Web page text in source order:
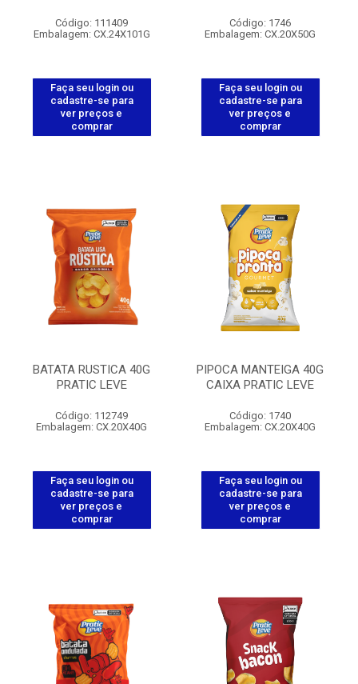
Código: 111409
Embalagem: CX.24X101G
Faça seu login ou
cadastre-se para
ver preços e
comprar
Código: 1746
Embalagem: CX.20X50G
Faça seu login ou
cadastre-se para
ver preços e
comprar
BATATA RUSTICA 40G
PRATIC LEVE
Código: 112749
Embalagem: CX.20X40G
Faça seu login ou
cadastre-se para
ver preços e
comprar
PIPOCA MANTEIGA 40G
CAIXA PRATIC LEVE
Código: 1740
Embalagem: CX.20X40G
Faça seu login ou
cadastre-se para
ver preços e
comprar